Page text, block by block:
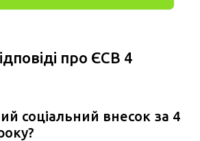
про ЄСВ 4
соціальний внесок за 4